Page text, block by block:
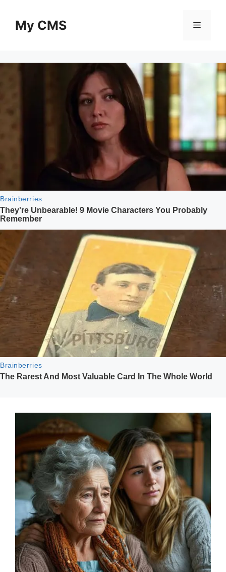
contentMy CMS Menu